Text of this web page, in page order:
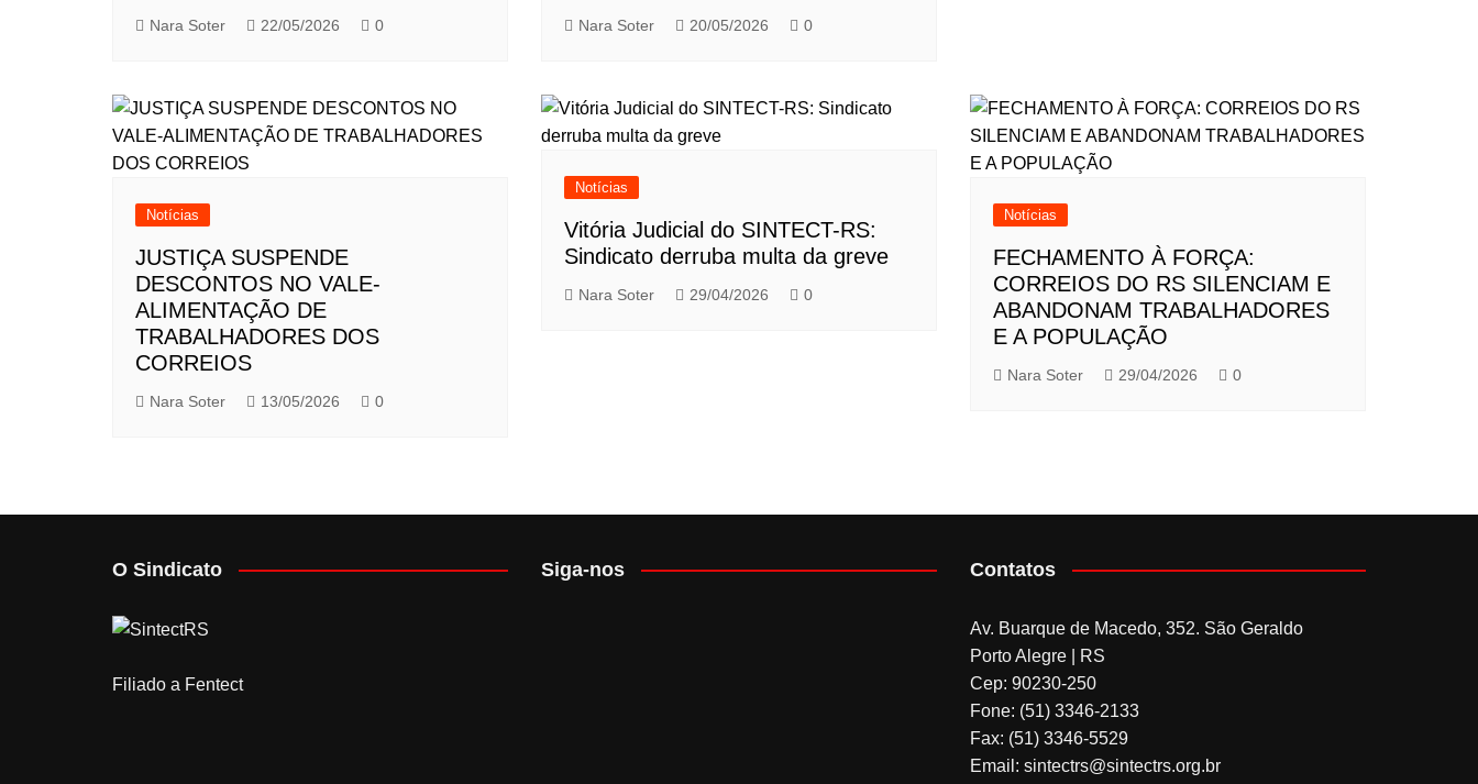
Nara Soter 22/05/2026 0 Nara Soter 20/05/2026 0
Notícias
JUSTIÇA SUSPENDE
DESCONTOS NO VALE-
ALIMENTAÇÃO DE
TRABALHADORES DOS
CORREIOS
Nara Soter 13/05/2026 0
Notícias
Vitória Judicial do SINTECT-RS:
Sindicato derruba multa da greve
Nara Soter 29/04/2026 0
Notícias
FECHAMENTO À FORÇA:
CORREIOS DO RS SILENCIAM E
ABANDONAM TRABALHADORES
E A POPULAÇÃO
Nara Soter 29/04/2026 0
O Sindicato
Filiado a Fentect
Siga-nos Contatos
Av. Buarque de Macedo, 352. São Geraldo
Porto Alegre | RS
Cep: 90230-250
Fone: (51) 3346-2133
Fax: (51) 3346-5529
Email: sintectrs@sintectrs.org.br